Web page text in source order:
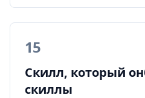
15
Скилл, который
скиллы